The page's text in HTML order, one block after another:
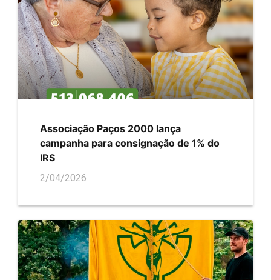
Associação Paços 2000 lança
campanha para consignação de 1% do
IRS
2/04/2026